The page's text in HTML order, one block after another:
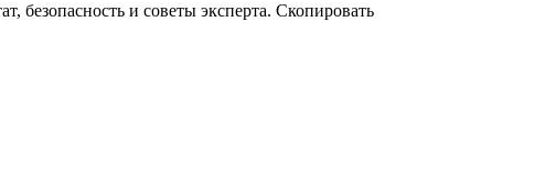
безопасность и советы эксперта. Скопировать